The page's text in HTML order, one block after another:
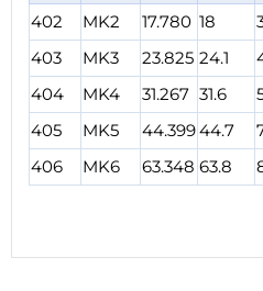
402
MK2 17.780 18
403
MK3 23.825 24.1
404
MK4 31.267 31.6
405
MK5 44.39944.7
406
MK6 63.348 63.8